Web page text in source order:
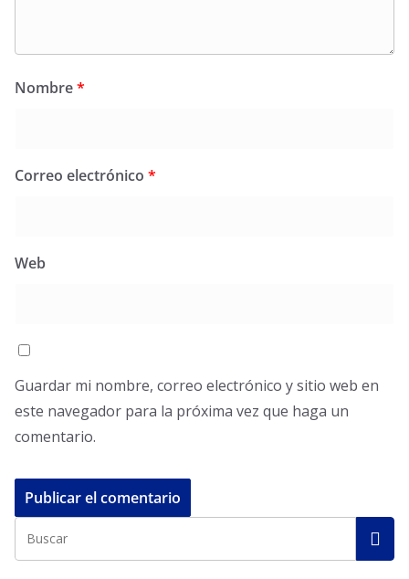
Nombre*
Correo electrónico *
Web
Guardar mi nombre, correo electrónico y sitio web en
este navegador para la próxima vez que haga un
comentario.